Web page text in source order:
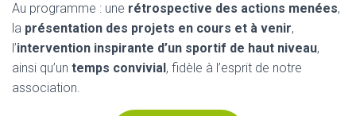
Au programme : une rétrospective des actions menées,
la présentation des projets en cours et à venir,
l’intervention inspirante d’un sportif de haut niveau,
ainsi qu’un temps convivial, fidèle à l’esprit de notre
association.